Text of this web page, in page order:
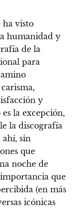
ha visto
humanidad y
de la
para
y
la excepción,
la discografía
ahí, sin
que
noche de
que
(en más
icónicas